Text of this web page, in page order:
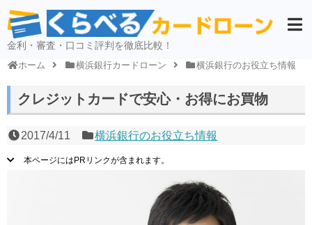
金利・審査・口コミ評判を徹底比較！
ホーム 横浜銀行カードローン 横浜銀行のお役立ち情報
クレジットカードで安心・お得にお買物
2017/4/11 横浜銀行のお役立ち情報
本ページにはPRリンクが含まれます。